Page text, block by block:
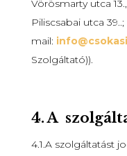
Vörösmarty utca
Piliscsabai utca
mail:
Szolgáltató)).
4.A
4.1.A szolgáltatást